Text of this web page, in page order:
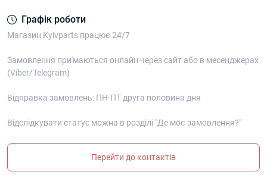
Графік роботи
Магазин Kyivparts працює 24/7
Замовлення при'маються онлайн через сайт або в месенджерах
(Viber/Telegram)
Відправка замовлень: ПН-ПТ друга половина дня
Відслідкувати статус можна в розділі "Де моє замовлення?"
Перейти до контактів